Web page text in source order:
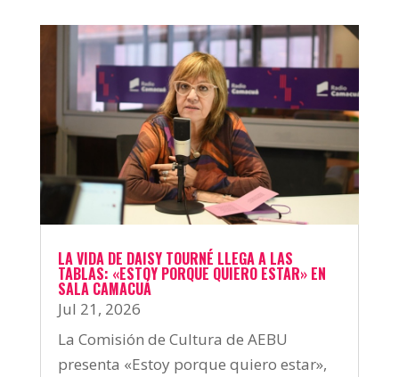
LA VIDA DE DAISY TOURNÉ LLEGA A LAS
TABLAS: «ESTOY PORQUE QUIERO ESTAR» EN
SALA CAMACUÁ
Jul 21, 2026
La Comisión de Cultura de AEBU
presenta «Estoy porque quiero estar»,